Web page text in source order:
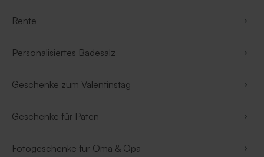
Rente
Personalisiertes Badesalz
Geschenke zum Valentinstag
Geschenke für Paten
Fotogeschenke für Oma & Opa